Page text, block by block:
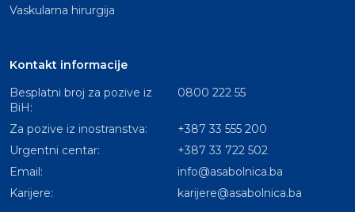
Vaskularna hirurgija
Kontakt informacije
Besplatni broj za pozive iz
BiH:
0800 222 55
Za pozive iz inostranstva:
+387 33 555 200
Urgentni centar:
+387 33 722 502
Email:
info@asabolnica.ba
Karijere:
karijere@asabolnica.ba